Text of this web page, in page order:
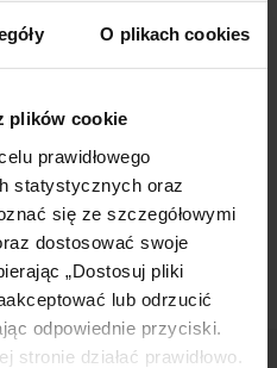
O plikach cookies
plików cookie
prawidłowego
statystycznych oraz
się ze szczegółowymi
dostosować swoje
„Dostosuj pliki
lub odrzucić
odpowiednie przyciski.
stronie działać prawidłowo.